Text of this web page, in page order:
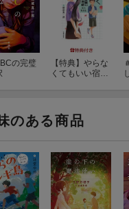
の完璧
【特典】やらな
くてもいい宿題
のある商品